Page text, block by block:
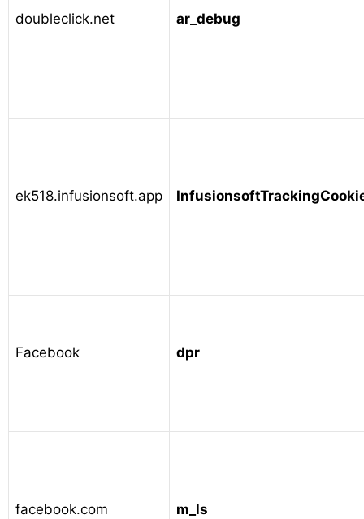
doubleclick.net ar_debug
ek518.infusionsoft.app
Facebook dpr
facebook.com m_ls